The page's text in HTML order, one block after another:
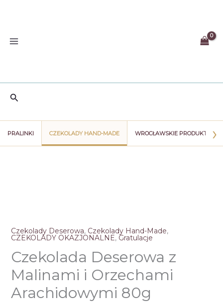
Szukaj
PRALINKI CZEKOLADY HAND-MADE WROCŁAWSKIE PRODUKTY ›
Czekolady Deserowa, Czekolady Hand-Made,
CZEKOLADY OKAZJONALNE, Gratulacje
Czekolada Deserowa z
Malinami i Orzechami
Arachidowymi 80g